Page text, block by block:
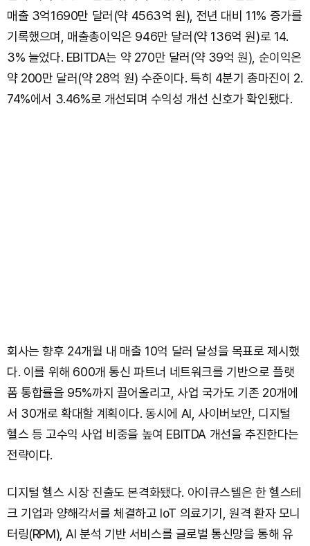
매출 3억1690만 달러(약 4563억 원), 전년 대비 11% 증가를
기록했으며, 매출총이익은 946만 달러(약 136억 원)로 14.
3% 늘었다. EBITDA는 약 270만 달러(약 39억 원), 순이익은
약 200만 달러(약 28억 원) 수준이다. 특히 4분기 총마진이 2.
74%에서 3.46%로 개선되며 수익성 개선 신호가 확인됐다.
회사는 향후 24개월 내 매출 10억 달러 달성을 목표로 제시했
다. 이를 위해 600개 통신 파트너 네트워크를 기반으로 플랫
폼 통합률을 95%까지 끌어올리고, 사업 국가도 기존 20개에
서 30개로 확대할 계획이다. 동시에 AI, 사이버보안, 디지털
헬스 등 고수익 사업 비중을 높여 EBITDA 개선을 추진한다는
전략이다.
디지털 헬스 시장 진출도 본격화됐다. 아이큐스텔은 한 헬스테
크 기업과 양해각서를 체결하고 IoT 의료기기, 원격 환자 모니
터링(RPM), AI 분석 기반 서비스를 글로벌 통신망을 통해 유